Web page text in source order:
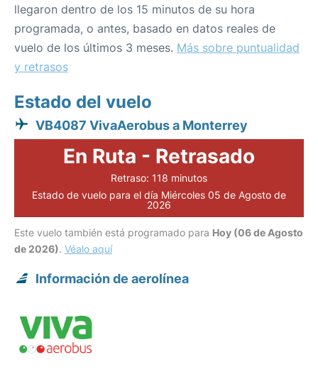
llegaron dentro de los 15 minutos de su hora
programada, o antes, basado en datos reales de
vuelo de los últimos 3 meses. Más sobre puntualidad
y retrasos
Estado del vuelo
VB4087 VivaAerobus a Monterrey
En Ruta - Retrasado
Retraso: 118 minutos
Estado de vuelo para el día Miércoles 05 de Agosto de
2026
Este vuelo también está programado para Hoy (06 de Agosto
de 2026). Véalo aquí
Información de aerolínea